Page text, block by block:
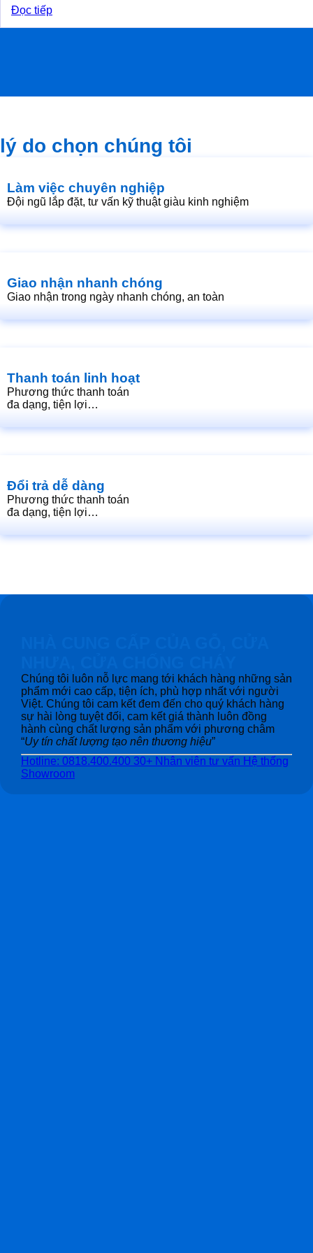
Đọc tiếp
lý do chọn chúng tôi
Làm việc chuyên nghiệp
Đội ngũ lắp đặt, tư vấn kỹ thuật giàu kinh nghiệm
Giao nhận nhanh chóng
Giao nhận trong ngày nhanh chóng, an toàn
Thanh toán linh hoạt
Phương thức thanh toán
đa dạng, tiện lợi…
Đổi trả dễ dàng
Phương thức thanh toán
đa dạng, tiện lợi…
Chúng tôi luôn nỗ lực mang tới khách hàng những sản
phẩm mới cao cấp, tiện ích, phù hợp nhất với người
Việt. Chúng tôi cam kết đem đến cho quý khách hàng
sự hài lòng tuyệt đối, cam kết giá thành luôn đồng
hành cùng chất lượng sản phẩm với phương châm
“Uy tín chất lượng tạo nên thương hiệu”
Hotline: 0818.400.400 30+ Nhân viên tư vấn Hệ thống
Showroom